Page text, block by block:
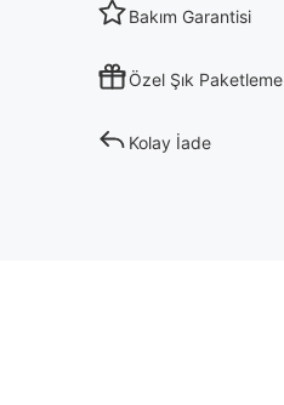
Bakım Garantisi
Özel Şık Paketleme
Kolay İade